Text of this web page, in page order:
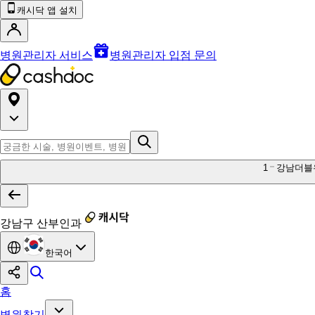
캐시닥 앱 설치
병원관리자 서비스 병원관리자 입점 문의
1 강남더블
강남구 산부인과
한국어
홈